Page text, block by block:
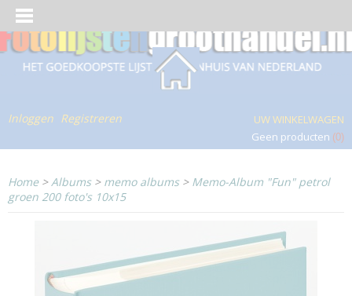
Inloggen Registreren
UW WINKELWAGEN
Geen producten (0)
Home>Albums> memo albums> Memo-Album "Fun" petrol
groen 200 foto's 10x15